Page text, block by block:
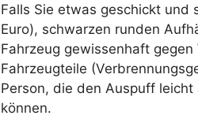
Falls Sie etwas geschickt und
Euro), schwarzen runden
Fahrzeug gewissenhaft
Fahrzeugteile
Person, die den Auspuff
können.